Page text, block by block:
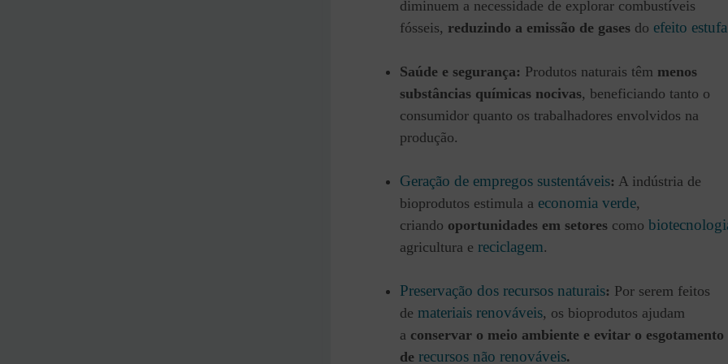
diminuem a necessidade de explorar combustíveis
fósseis, reduzindo a emissão de gases do efeito estufa
Saúde e segurança: Produtos naturais têm menos
substâncias químicas nocivas, beneficiando tanto o
consumidor quanto os trabalhadores envolvidos na
produção.
Geração de empregos sustentáveis: A indústria de
bioprodutos estimula a economia verde,
criando oportunidades em setores como
agricultura e reciclagem.
Preservação dos recursos naturais: Por serem feitos
de materiais renováveis, os bioprodutos ajudam
a conservar o meio ambiente e evitar o esgotamento
de recursos não renováveis.